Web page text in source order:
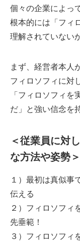
個々の企業によっ
根本的には「フィ
理解されていない
まず、経営者本人が
フィロソフィに対
「フィロソフィ
だ」と強い信念を
＜従業員に対
な方法や姿勢＞
１）最初は真似事
伝える
２）フィロソフィ
先垂範！
３）フィロソフィ